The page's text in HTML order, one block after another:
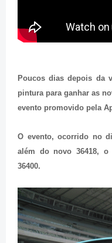
Poucos dias depois da
pintura para ganhar as
evento promovido pela
O evento, ocorrido no
além do novo 36418, o
36400.